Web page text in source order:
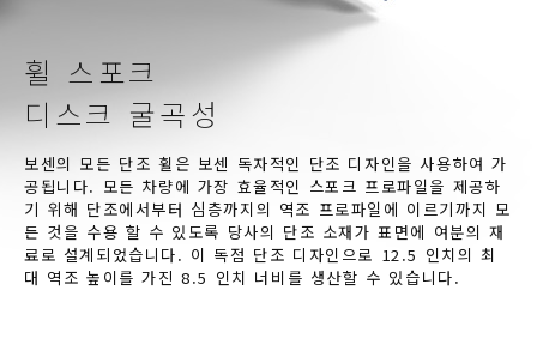
휠 스포크
디스크 굴곡성
보센의 모든 단조 휠은 보센 독자적인 단조 디자인을 사용하여 가
공됩니다. 모든 차량에 가장 효율적인 스포크 프로파일을 제공하
기 위해 단조에서부터 심층까지의 역조 프로파일에 이르기까지 모
든 것을 수용 할 수 있도록 당사의 단조 소재가 표면에 여분의 재
료로 설계되었습니다. 이 독점 단조 디자인으로 12.5 인치의 최
대 역조 높이를 가진 8.5 인치 너비를 생산할 수 있습니다.